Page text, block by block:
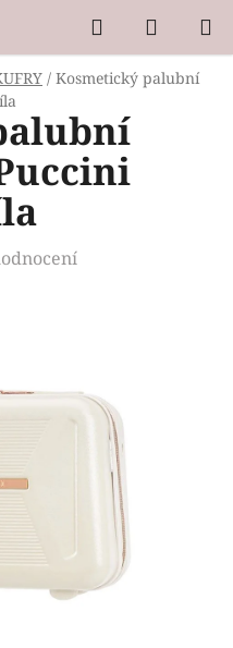
Hledat
KOŠÍK
/ Kosmetický palubní